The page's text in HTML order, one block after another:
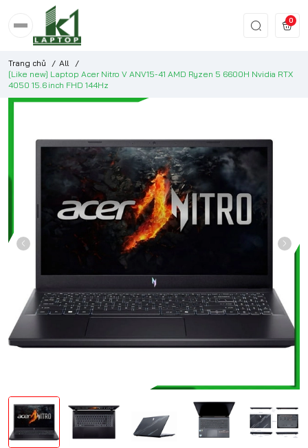
0
Trang chủ / All
/
[Like new] Laptop Acer Nitro V ANV15-41 AMD Ryzen 5 6600H Nvidia RTX
4050 15.6 inch FHD 144Hz